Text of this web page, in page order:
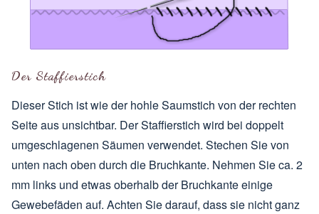
Der Staffierstich
Dieser Stich ist wie der hohle Saumstich von der rechten
Seite aus unsichtbar. Der Staffierstich wird bei doppelt
umgeschlagenen Säumen verwendet. Stechen Sie von
unten nach oben durch die Bruchkante. Nehmen Sie ca. 2
mm links und etwas oberhalb der Bruchkante einige
Gewebefäden auf. Achten Sie darauf, dass sie nicht ganz